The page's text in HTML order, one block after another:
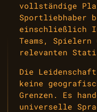
vollständige
Sportliebhaber
einschließlich
Teams, Spielern
relevanten
Die
keine
Grenzen. Es
universelle